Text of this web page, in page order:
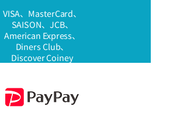
VISA、MasterCard、
SAISON、JCB、
American Express、
Diners Club、
Discover Coiney